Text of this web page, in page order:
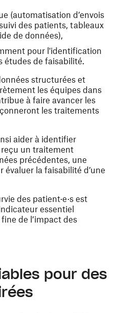
(automatisation d’envois
des patients, tableaux
de données),
pour l'identification
études de faisabilité.
structurées et
les équipes dans
à faire avancer les
les traitements
aider à identifier
reçu un traitement
précédentes, une
la faisabilité d’une
des patient·e·s est
essentiel
de l’impact des
pour des